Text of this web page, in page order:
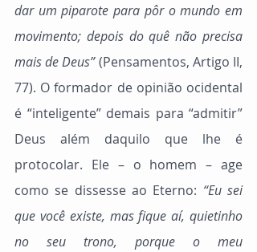
dar um piparote para pôr o mundo em
movimento; depois do quê não precisa
mais de Deus” (Pensamentos, Artigo II,
77). O formador de opinião ocidental
é “inteligente” demais para “admitir”
Deus além daquilo que lhe é
protocolar. Ele – o homem – age
como se dissesse ao Eterno: “Eu sei
que você existe, mas fique aí, quietinho
no seu trono, porque o meu